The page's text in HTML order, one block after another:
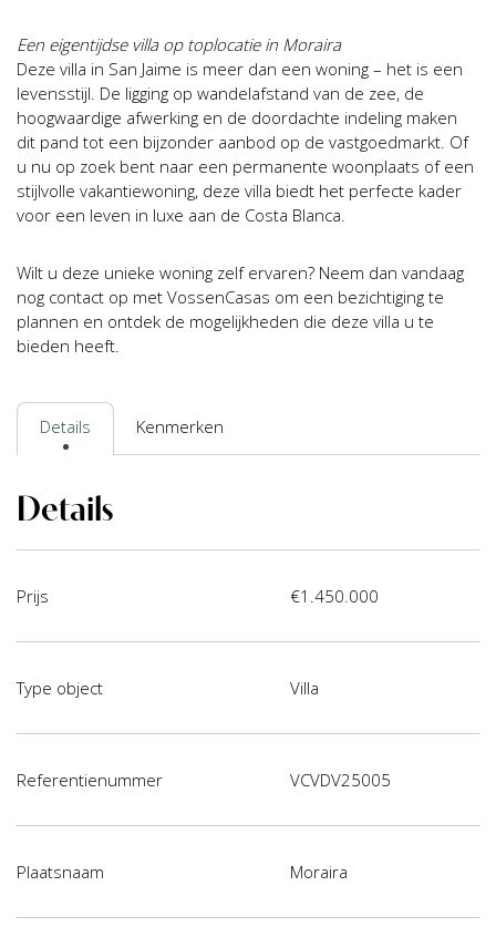
Een eigentijdse villa op toplocatie in Moraira
Deze villa in San Jaime is meer dan een woning – het is een
levensstijl. De ligging op wandelafstand van de zee, de
hoogwaardige afwerking en de doordachte indeling maken
dit pand tot een bijzonder aanbod op de vastgoedmarkt. Of
u nu op zoek bent naar een permanente woonplaats of een
stijlvolle vakantiewoning, deze villa biedt het perfecte kader
voor een leven in luxe aan de Costa Blanca.
Wilt u deze unieke woning zelf ervaren? Neem dan vandaag
nog contact op met VossenCasas om een bezichtiging te
plannen en ontdek de mogelijkheden die deze villa u te
bieden heeft.
Details Kenmerken
Details
Prijs €1.450.000
Type object Villa
Referentienummer VCVDV25005
Plaatsnaam Moraira